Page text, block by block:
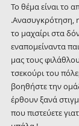
Το θέμα είναι το
.Ανασυγκρότηση,
το μαχαίρι στα
εναπομείναντα
μας τους
τσεκούρι του
βοηθήστε την
έρθουν ξανά
που πιστεύετε